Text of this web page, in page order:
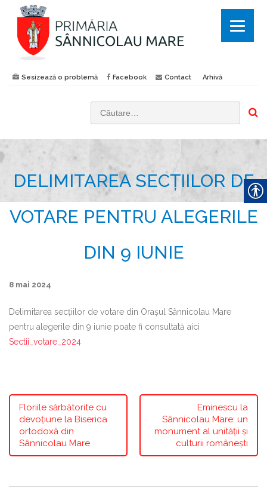
Sesizează o problemă Facebook Contact Arhivă
u
DELIMITAREA SECȚIILOR DE
VOTARE PENTRU ALEGERILE
DIN 9 IUNIE
8 mai 2024
Delimitarea secțiilor de votare din Orașul Sânnicolau Mare
pentru alegerile din 9 iunie poate fi consultată aici
Sectii_votare_2024
Floriile sărbătorite cu
devoțiune la Biserica
ortodoxă din
Sânnicolau Mare
Eminescu la
Sânnicolau Mare: un
monument al unității și
culturii românești